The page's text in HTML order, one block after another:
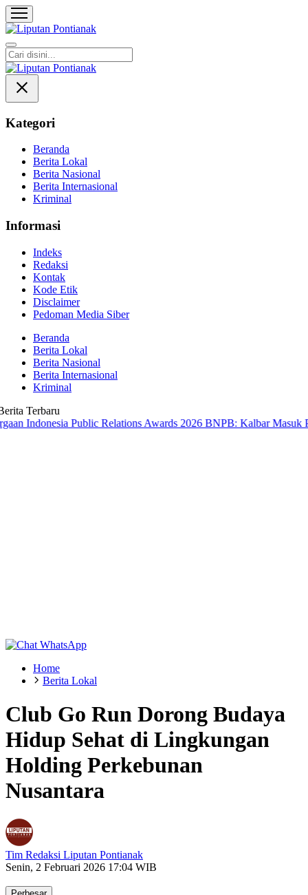
Liputan Pontianak
Berita Terkini dan TerUpdate
Kategori
Beranda
Berita Lokal
Berita Nasional
Berita Internasional
Kriminal
Informasi
Indeks
Redaksi
Kontak
Kode Etik
Disclaimer
Pedoman Media Siber
Beranda
Berita Lokal
Berita Nasional
Berita Internasional
Kriminal
Terbaru
Public Relations Awards 2026 BNPB: Kalbar Masuk Prioritas
Home
Berita Lokal
Club Go Run Dorong Budaya
Hidup Sehat di Lingkungan
Holding Perkebunan
Nusantara
Tim Redaksi Liputan Pontianak
Senin, 2 Februari 2026 17:04 WIB